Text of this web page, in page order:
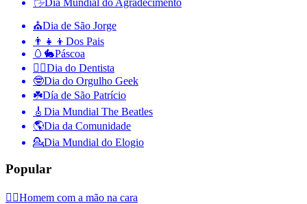
🖐Dia Mundial do Agradecimento
⛪️Dia de São Jorge
👨‍👧‍👦 Dos Pais
🥚🐇Páscoa
👨‍⚕️Dia do Dentista
🤓Dia do Orgulho Geek
☘️Día de São Patrício
🎸 Dia Mundial The Beatles
🌎Dia da Comunidade
💁Dia Mundial do Elogio
Popular
🤦‍♂️Homem com a mão na cara